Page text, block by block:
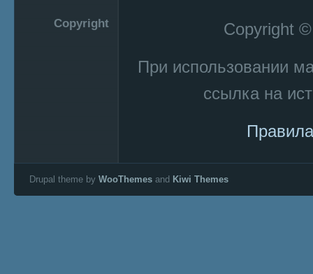
Copyright
Copyright
При использовании
ссылка на
Drupal theme by WooThemes and Kiwi Themes